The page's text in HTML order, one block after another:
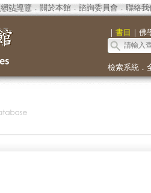
網站導覽 ． 關於本館． 諮詢委員會． 聯絡我
｜ 書目 ｜ 佛
檢索系統．